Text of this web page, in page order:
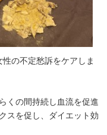
の不定愁訴をケアしま
くの間持続し血流を促進
スを促し、ダイエット効